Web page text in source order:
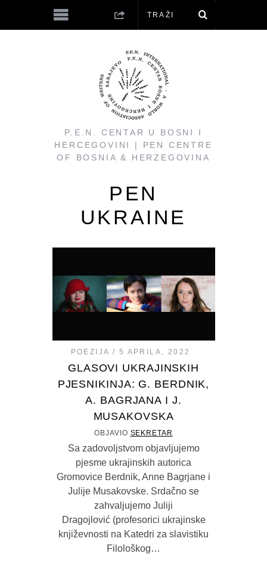
P.E.N. CENTAR U BOSNI I
HERCEGOVINI | PEN CENTRE
OF BOSNIA & HERZEGOVINA
PEN
UKRAINE
POEZIJA 5 APRILA, 2022
GLASOVI UKRAJINSKIH
PJESNIKINJA: G. BERDNIK,
A. BAGRJANA I J.
MUSAKOVSKA
OBJAVIO SEKRETAR
Sa zadovoljstvom objavljujemo
pjesme ukrajinskih autorica
Gromovice Berdnik, Anne Bagrjane i
Julije Musakovske. Srdačno se
zahvaljujemo Juliji
Dragojlović (profesorici ukrajinske
književnosti na Katedri za slavistiku
Filološkog…